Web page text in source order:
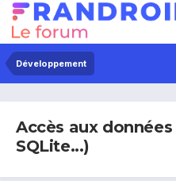
Développement
Accès aux
SQLite...)